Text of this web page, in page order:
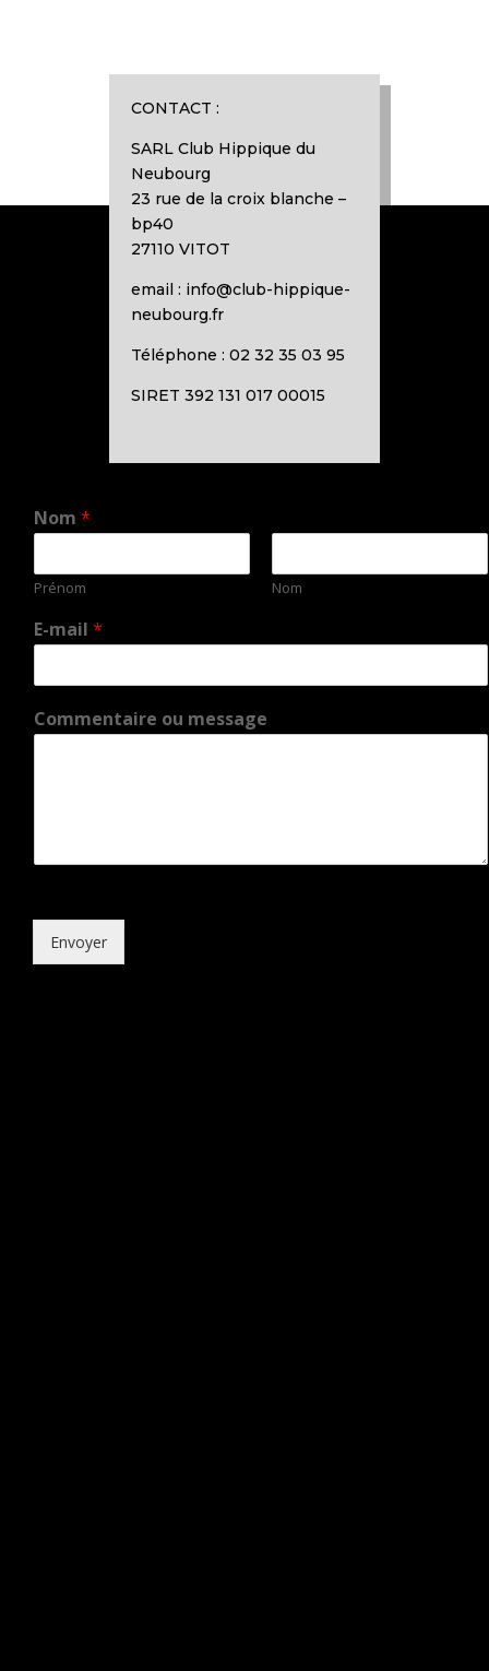
CONTACT :
SARL Club Hippique du
Neubourg
23 rue de la croix blanche –
bp40
27110 VITOT
email : info@club-hippique-
neubourg.fr
Téléphone : 02 32 35 03 95
SIRET 392 131 017 00015
Nom *
Prénom Nom
E-mail *
Commentaire ou message
Envoyer